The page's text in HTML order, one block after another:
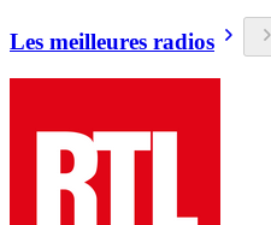
Les meilleures radios